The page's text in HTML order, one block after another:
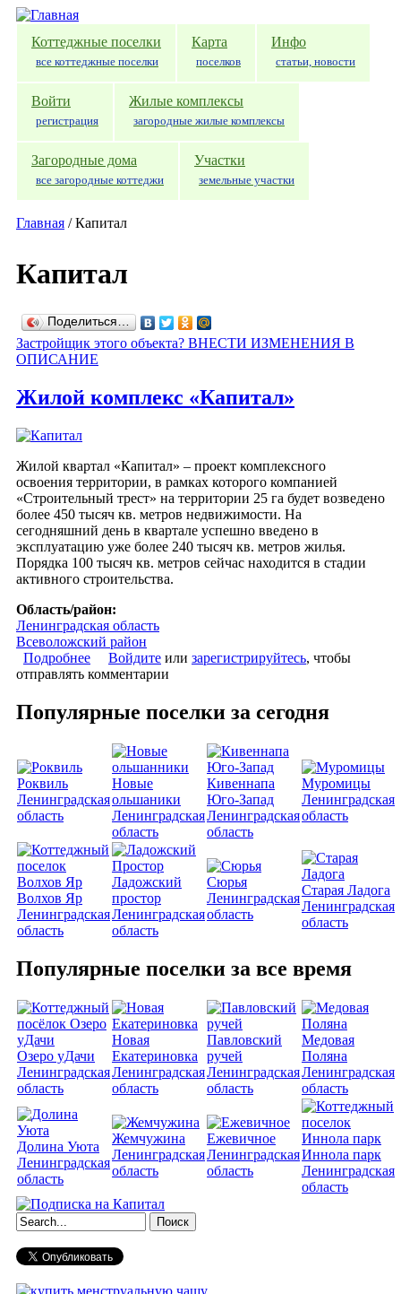
Перейти к основному содержанию
Коттеджные поселки
все коттеджные поселки
Карта
поселков
Инфо
статьи, новости
Войти
регистрация
Жилые комплексы
загородные жилые комплексы
Загородные дома
все загородные коттеджи
Участки
земельные участки
Главная /Капитал
Капитал
Поделиться…
Застройщик этого объекта? ВНЕСТИ ИЗМЕНЕНИЯ В
ОПИСАНИЕ
Жилой комплекс «Капитал»
Жилой квартал «Капитал» – проект комплексного
освоения территории, в рамках которого компанией
«Строительный трест» на территории 25 га будет возведено
более 450 тысяч кв. метров недвижимости. На
сегодняшний день в квартале успешно введено в
эксплуатацию уже более 240 тысяч кв. метров жилья.
Порядка 100 тысяч кв. метров сейчас находится в стадии
активного строительства.
Область/район:
Ленинградская область
Всеволожский район
Подробнее о Жилой комплекс «Капитал»
Войдите или зарегистрируйтесь, чтобы
отправлять комментарии
Популярные поселки за сегодня
Роквиль
Ленинградская
область
Новые
ольшаники
Ленинградская
область
Кивеннапа
Юго-Запад
Ленинградская
область
Муромицы
Ленинградская
область
Волхов Яр
Ленинградская
область
Ладожский
простор
Ленинградская
область
Сюрья
Ленинградская
область
Старая Ладога
Ленинградская
область
Популярные поселки за все время
Озеро уДачи
Ленинградская
область
Новая
Екатериновка
Ленинградская
область
Павловский
ручей
Ленинградская
область
Медовая
Поляна
Ленинградская
область
Долина Уюта
Ленинградская
область
Жемчужина
Ленинградская
область
Ежевичное
Ленинградская
область
Иннола парк
Ленинградская
область
Форма поиска